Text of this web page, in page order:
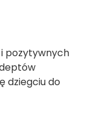
pozytywnych
dziegciu do